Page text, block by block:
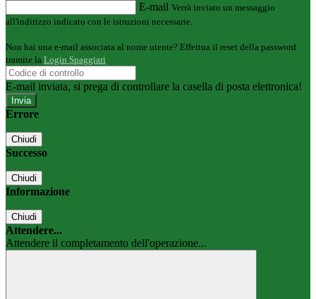
E-mail Verrà inviato un messaggio
all'indirizzo indicato con le istruzioni necessarie.
Non hai una e-mail associata al nome utente? Effettua il reset della password
tramite la Login Spaggiari
E-mail inviata, si prega di controllare la casella di posta elettronica!
Errore
Chiudi
Successo
Chiudi
Informazione
Chiudi
Attendere...
Attendere il completamento dell'operazione...